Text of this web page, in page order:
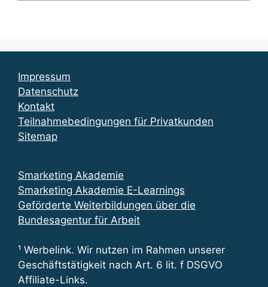
Impressum
Datenschutz
Kontakt
Teilnahmebedingungen für Privatkunden
Sitemap
Smarketing Akademie
Smarketing Akademie E-Learnings
Geförderte Weiterbildungen über die
Bundesagentur für Arbeit
¹ Werbelink. Wir nutzen im Rahmen unserer
Geschäftstätigkeit nach Art. 6 lit. f DSGVO
Affiliate-Links.